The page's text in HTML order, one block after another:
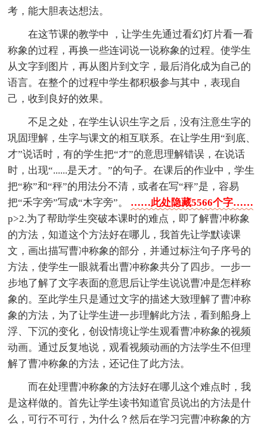
考，能大胆表达想法。
在这节课的教学中 ，让学生先通过看幻灯片看一看
称象的过程，再换一些连词说一说称象的过程。使学生
从文字到图片，再从图片到文字，最后消化成为自己的
语言。在整个的过程中学生都积极参与其中，表现自
己，收到良好的效果。
不足之处，在学生认识生字之后，没有注意生字的
巩固理解，生字与课文的相互联系。在让学生用“到底、
才”说话时，有的学生把“才”的意思理解错误，在说话
时，出现“......是天才。”的句子。在课后的作业中，学生
把“称”和“秤”的用法分不清，或者在写“秤”是，容易
把“禾字旁”写成“木字旁”。 ……此处隐藏5566个字……
p>2.为了帮助学生突破本课时的难点，即了解曹冲称象
的方法，知道这个方法好在哪儿，我首先让学默读课
文，画出描写曹冲称象的部分，并通过标注句子序号的
方法，使学生一眼就看出曹冲称象共分了四步。一步一
步地了解了文字表面的意思后让学生说说曹冲是怎样称
象的。至此学生只是通过文字的描述大致理解了曹冲称
象的方法，为了让学生进一步理解此方法，看到船身上
浮、下沉的变化，创设情境让学生观看曹冲称象的视频
动画。通过反复地说，观看视频动画的方法学生不但理
解了曹冲称象的方法，还记住了此方法。
而在处理曹冲称象的方法好在哪儿这个难点时，我
是这样做的。首先让学生读书知道官员说出的方法是什
么，可行不可行，为什么？然后在学习完曹冲称象的方